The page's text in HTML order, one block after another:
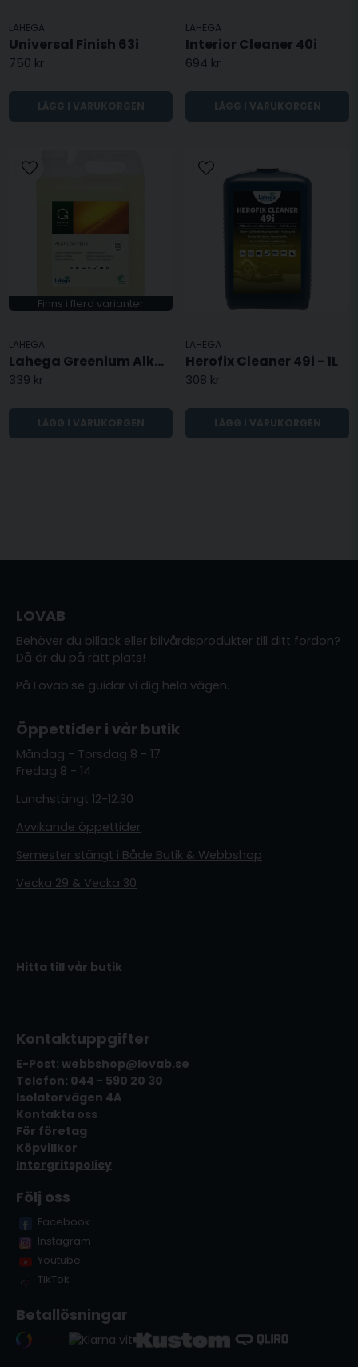
LAHEGA
Universal Finish 63i
750 kr
LÄGG I VARUKORGEN
LAHEGA
Interior Cleaner 40i
694 kr
LÄGG I VARUKORGEN
Finns i flera varianter
LAHEGA
Lahega Greenium Alkalisk Plus
339 kr
LÄGG I VARUKORGEN
LAHEGA
Herofix Cleaner 49i - 1L
308 kr
LÄGG I VARUKORGEN
LOVAB
Behöver du billack eller bilvårdsprodukter till ditt fordon?
Då är du på rätt plats!
På Lovab.se guidar vi dig hela vägen.
Öppettider i vår butik
Måndag - Torsdag 8 - 17
Fredag 8 - 14
Lunchstängt 12-12.30
Avvikande öppettider
Semester stängt i Både Butik & Webbshop
Vecka 29 & Vecka 30
Hitta till vår butik
Kontaktuppgifter
E-Post: webbshop@lovab.se
Telefon: 044 - 590 20 30
Isolatorvägen 4A
Kontakta oss
För företag
Köpvillkor
Intergritspolicy
Följ oss
Facebook
Instagram
Youtube
TikTok
Betallösningar